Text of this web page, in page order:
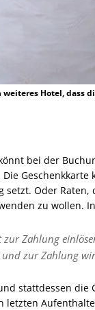
Hotel, dass
bei der
Oder
zu wollen.
Zahlung
zur Zahlung
stattdessen